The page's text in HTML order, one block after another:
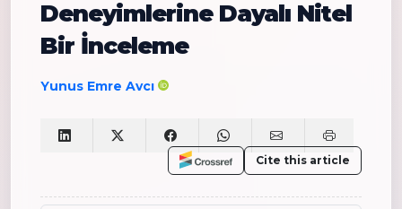
Deneyimlerine Dayalı Nitel
Bir İnceleme
Yunus Emre Avcı
Cite this article